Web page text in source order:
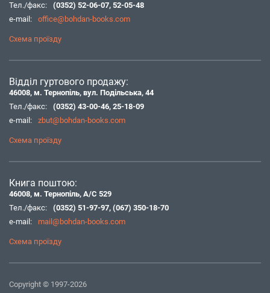
Тел./факс:
(0352) 52-06-07, 52-05-48
e-mail:
office@bohdan-books.com
Схема проїзду
Відділ гуртового продажу:
46008, м. Тернопіль, вул. Подільська, 44
Тел./факс:
(0352) 43-00-46, 25-18-09
e-mail:
zbut@bohdan-books.com
Схема проїзду
Книга поштою:
46008, м. Тернопіль, А/С 529
Тел./факс:
(0352) 51-97-97, (067) 350-18-70
e-mail:
mail@bohdan-books.com
Схема проїзду
Copyright © 1997-2026